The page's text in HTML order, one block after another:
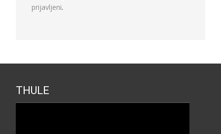
prijavljeni.
THULE